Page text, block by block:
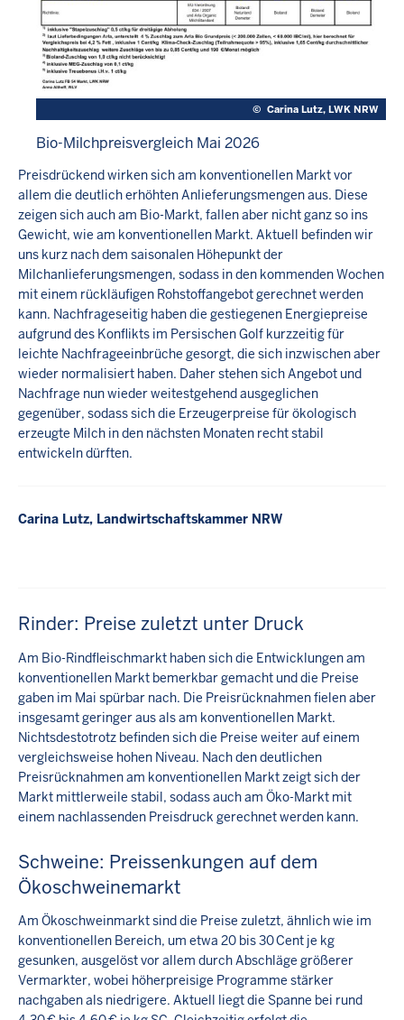
© Carina Lutz, LWK NRW
Bio-Milchpreisvergleich Mai 2026
Preisdrückend wirken sich am konventionellen Markt vor
allem die deutlich erhöhten Anlieferungsmengen aus. Diese
zeigen sich auch am Bio-Markt, fallen aber nicht ganz so ins
Gewicht, wie am konventionellen Markt. Aktuell befinden wir
uns kurz nach dem saisonalen Höhepunkt der
Milchanlieferungsmengen, sodass in den kommenden Wochen
mit einem rückläufigen Rohstoffangebot gerechnet werden
kann. Nachfrageseitig haben die gestiegenen Energiepreise
aufgrund des Konflikts im Persischen Golf kurzzeitig für
leichte Nachfrageeinbrüche gesorgt, die sich inzwischen aber
wieder normalisiert haben. Daher stehen sich Angebot und
Nachfrage nun wieder weitestgehend ausgeglichen
gegenüber, sodass sich die Erzeugerpreise für ökologisch
erzeugte Milch in den nächsten Monaten recht stabil
entwickeln dürften.
Carina Lutz, Landwirtschaftskammer NRW
Rinder: Preise zuletzt unter Druck
Am Bio-Rindfleischmarkt haben sich die Entwicklungen am
konventionellen Markt bemerkbar gemacht und die Preise
gaben im Mai spürbar nach. Die Preisrücknahmen fielen aber
insgesamt geringer aus als am konventionellen Markt.
Nichtsdestotrotz befinden sich die Preise weiter auf einem
vergleichsweise hohen Niveau. Nach den deutlichen
Preisrücknahmen am konventionellen Markt zeigt sich der
Markt mittlerweile stabil, sodass auch am Öko-Markt mit
einem nachlassenden Preisdruck gerechnet werden kann.
Schweine: Preissenkungen auf dem
Ökoschweinemarkt
Am Ökoschweinmarkt sind die Preise zuletzt, ähnlich wie im
konventionellen Bereich, um etwa 20 bis 30 Cent je kg
gesunken, ausgelöst vor allem durch Abschläge größerer
Vermarkter, wobei höherpreisige Programme stärker
nachgaben als niedrigere. Aktuell liegt die Spanne bei rund